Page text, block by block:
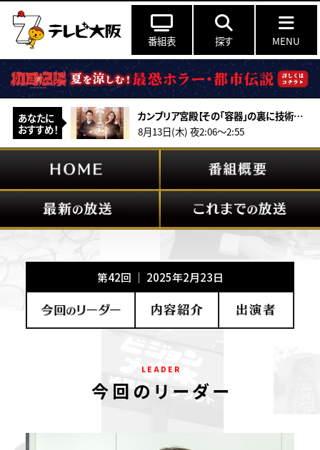
番組表 探す MENU
あなたに
おすすめ！
カンブリア宮殿【その「容器」の裏に技術あり“世界初”を連発！黒子企業の秘密】
8月13日(木) 夜2:06～2:55
第42回 ｜ 2025年2月23日
L E A D E R
今 回 の リ ー ダ ー